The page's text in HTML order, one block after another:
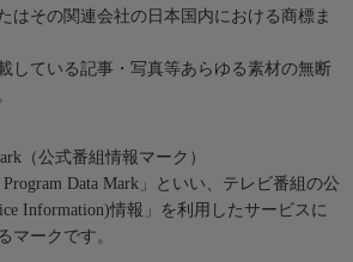
はその関連会社の日本国内における商標ま
している記事・写真等あらゆる素材の無断
（公式番組情報マーク）
Data Mark」といい、テレビ番組の公
Information)情報」を利用したサービスに
マークです。